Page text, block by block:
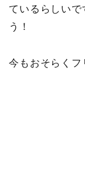
ているらしいで
う！
今もおそらくフ